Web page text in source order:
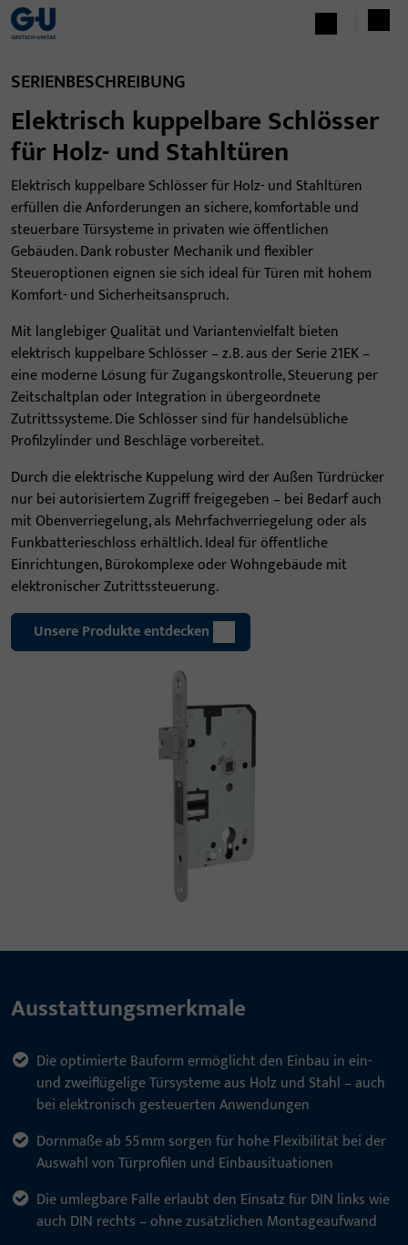
SERIENBESCHREIBUNG
Elektrisch kuppelbare Schlösser
für Holz- und Stahltüren
Elektrisch kuppelbare Schlösser für Holz- und Stahltüren
erfüllen die Anforderungen an sichere, komfortable und
steuerbare Türsysteme in privaten wie öffentlichen
Gebäuden. Dank robuster Mechanik und flexibler
Steueroptionen eignen sie sich ideal für Türen mit hohem
Komfort- und Sicherheitsanspruch.
Mit langlebiger Qualität und Variantenvielfalt bieten
elektrisch kuppelbare Schlösser – z. B. aus der Serie 21EK –
eine moderne Lösung für Zugangskontrolle, Steuerung per
Zeitschaltplan oder Integration in übergeordnete
Zutrittssysteme. Die Schlösser sind für handelsübliche
Profilzylinder und Beschläge vorbereitet.
Durch die elektrische Kuppelung wird der Außen Türdrücker
nur bei autorisiertem Zugriff freigegeben – bei Bedarf auch
mit Obenverriegelung, als Mehrfachverriegelung oder als
Funkbatterieschloss erhältlich. Ideal für öffentliche
Einrichtungen, Bürokomplexe oder Wohngebäude mit
elektronischer Zutrittssteuerung.
Unsere Produkte entdecken
Ausstattungsmerkmale
Die optimierte Bauform ermöglicht den Einbau in ein-
und zweiflügelige Türsysteme aus Holz und Stahl – auch
bei elektronisch gesteuerten Anwendungen
Dornmaße ab 55 mm sorgen für hohe Flexibilität bei der
Auswahl von Türprofilen und Einbausituationen
Die umlegbare Falle erlaubt den Einsatz für DIN links wie
auch DIN rechts – ohne zusätzlichen Montageaufwand